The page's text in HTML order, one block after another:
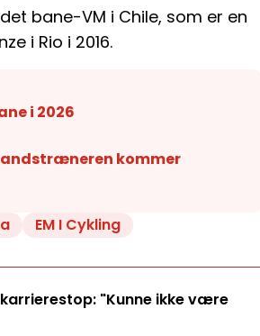
bane-VM i Chile, som er en
i Rio i 2016.
i 2026
kommer
EM I Cykling
"Kunne ikke være